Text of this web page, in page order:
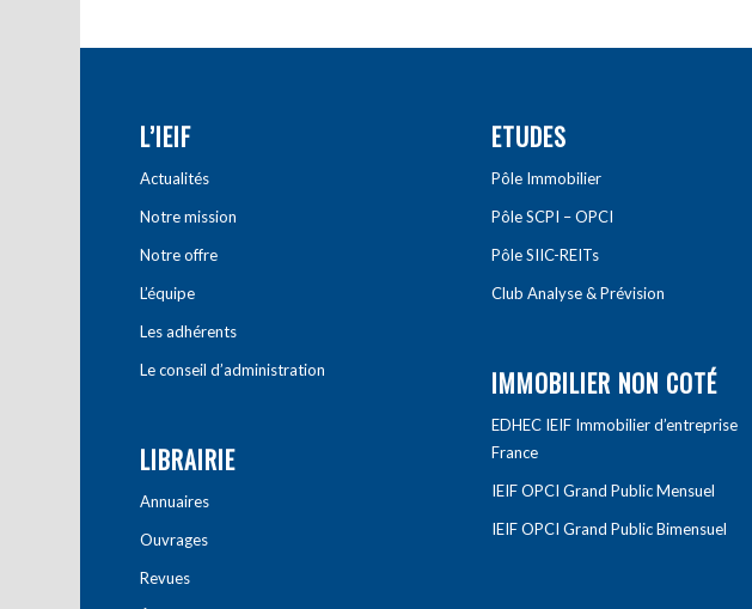
L’IEIF
Actualités
Notre mission
Notre offre
L’équipe
Les adhérents
Le conseil d’administration
LIBRAIRIE
Annuaires
Ouvrages
Revues
ETUDES
Pôle Immobilier
Pôle SCPI – OPCI
Pôle SIIC-REITs
Club Analyse & Prévision
IMMOBILIER NON COTÉ
EDHEC IEIF Immobilier d’entreprise
France
IEIF OPCI Grand Public Mensuel
IEIF OPCI Grand Public Bimensuel